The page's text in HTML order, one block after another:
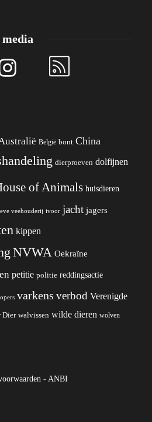
media
België bont China
dierproeven dolfijnen
of Animals huisdieren
veehouderij ivoor jacht jagers
kippen
NVWA Oekraïne
petitie politie reddingsactie
varkens verbod Verenigde
Dier walvissen wilde dieren wolven
- ANBI